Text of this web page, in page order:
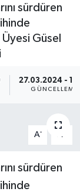
sürdüren
Güsel
27.03.2024 -
GÜNCELLEME
A- A
sürdüren
Fikstür